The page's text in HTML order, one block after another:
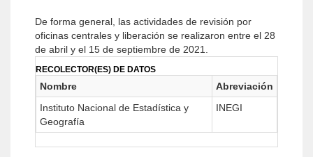
De forma general, las actividades de revisión por
oficinas centrales y liberación se realizaron entre el 28
de abril y el 15 de septiembre de 2021.
RECOLECTOR(ES) DE DATOS
Nombre
Abreviación
Instituto Nacional de Estadística y
Geografía
INEGI